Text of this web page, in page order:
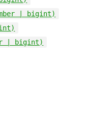
| bigint)
| bigint)